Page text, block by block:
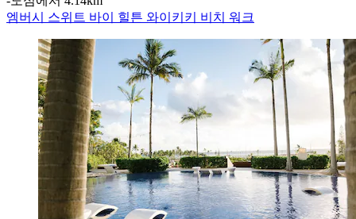
엠버시 스위트 바이 힐튼 와이키키 비치 워크